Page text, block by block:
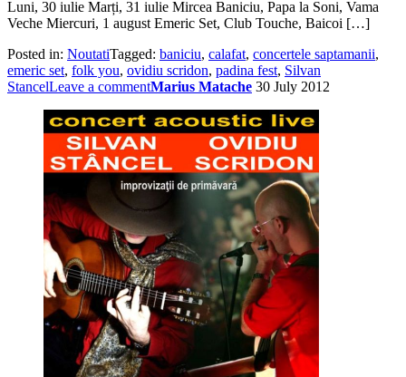
Luni, 30 iulie Marți, 31 iulie Mircea Baniciu, Papa la Soni, Vama
Veche Miercuri, 1 august Emeric Set, Club Touche, Baicoi […]
Posted in: NoutatiTagged: baniciu, calafat, concertele saptamanii,
emeric set, folk you, ovidiu scridon, padina fest, Silvan
StancelLeave a commentMarius Matache 30 July 2012